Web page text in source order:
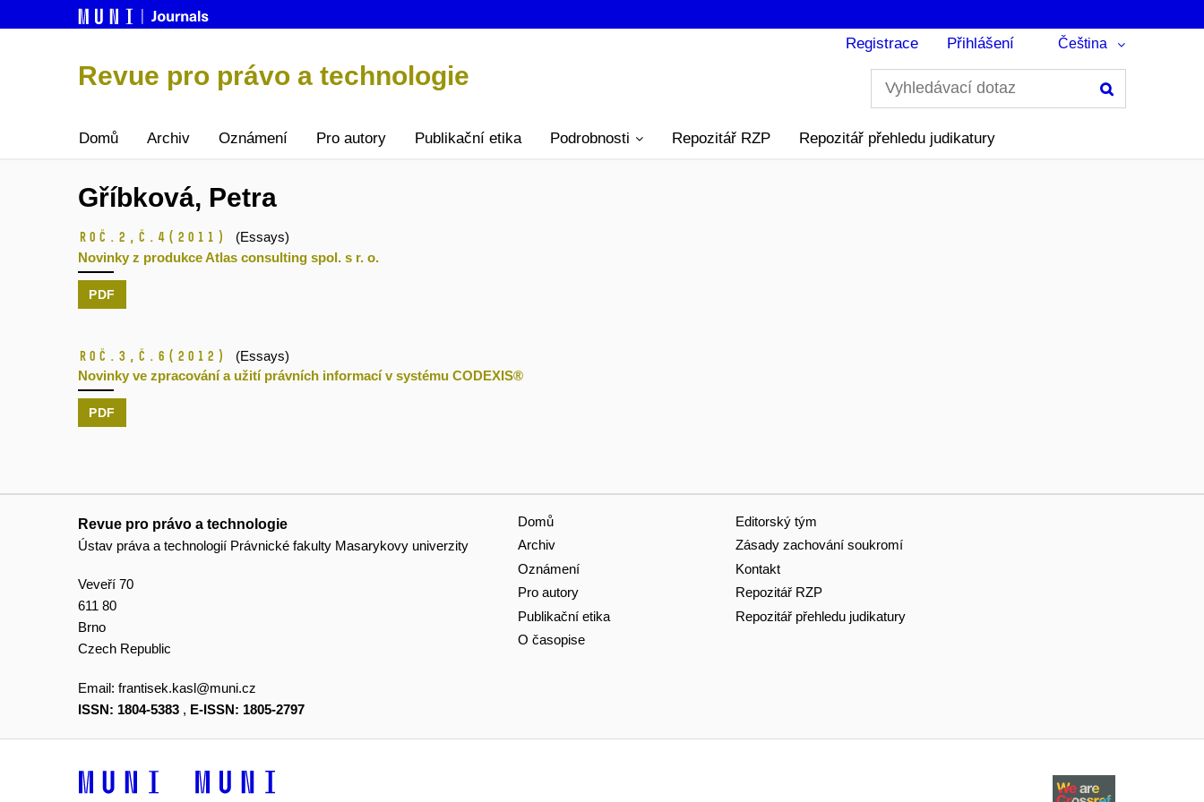
Revue pro právo a technologie
Registrace Přihlášení Čeština
Domů Archiv Oznámení Pro autory Publikační etika Podrobnosti Repozitář RZP Repozitář přehledu judikatury
Gříbková, Petra
Roč.2, č.4 (2011)
(Essays)
Novinky z produkce Atlas consulting spol. s r. o.
PDF
Roč.3, č.6 (2012)
(Essays)
Novinky ve zpracování a užití právních informací v systému CODEXIS®
PDF
Revue pro právo a technologie
Ústav práva a technologií Právnické fakulty Masarykovy univerzity
Veveří 70
611 80
Brno
Czech Republic
Email: frantisek.kasl@muni.cz
ISSN: 1804-5383 , E-ISSN: 1805-2797
Domů
Archiv
Oznámení
Pro autory
Publikační etika
O časopise
Editorský tým
Zásady zachování soukromí
Kontakt
Repozitář RZP
Repozitář přehledu judikatury